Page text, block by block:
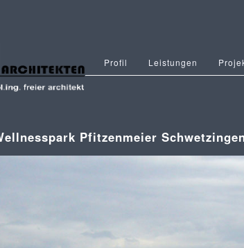
Profil Leistungen
Pfitzenmeier